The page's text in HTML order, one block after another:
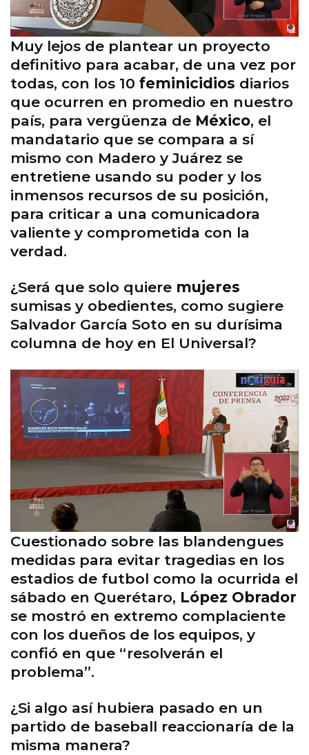
Muy lejos de plantear un proyecto
definitivo para acabar, de una vez por
todas, con los 10 feminicidios diarios
que ocurren en promedio en nuestro
país, para vergüenza de México, el
mandatario que se compara a sí
mismo con Madero y Juárez se
entretiene usando su poder y los
inmensos recursos de su posición,
para criticar a una comunicadora
valiente y comprometida con la
verdad.
¿Será que solo quiere mujeres
sumisas y obedientes, como sugiere
Salvador García Soto en su durísima
columna de hoy en El Universal?
Cuestionado sobre las blandengues
medidas para evitar tragedias en los
estadios de futbol como la ocurrida el
sábado en Querétaro, López Obrador
se mostró en extremo complaciente
con los dueños de los equipos, y
confió en que “resolverán el
problema”.
¿Si algo así hubiera pasado en un
partido de baseball reaccionaría de la
misma manera?